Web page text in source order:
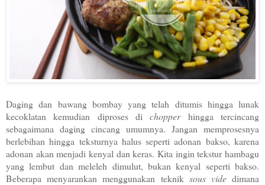
Daging dan bawang bombay yang telah ditumis hingga lunak
kecoklatan kemudian diproses dichopperhingga tercincang
sebagaimana daging cincang umumnya. Jangan memprosesnya
berlebihan hingga teksturnya halus seperti adonan bakso, karena
adonan akan menjadi kenyal dan keras. Kita ingin tekstur hambagu
yang lembut dan meleleh dimulut, bukan kenyal seperti bakso.
Beberapa menyarankan menggunakan tekniksous videdimana